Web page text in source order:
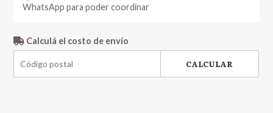
WhatsApp para poder coordinar
Calculá el costo de envío
CALCULAR